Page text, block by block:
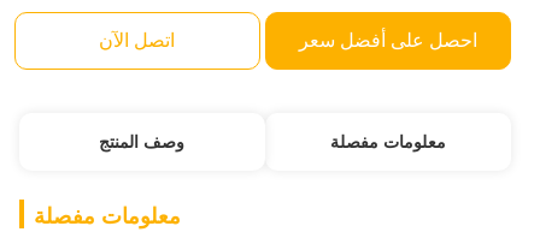
احصل على أفضل سعر اتصل الآن
معلومات مفصلة وصف المنتج
معلومات مفصلة